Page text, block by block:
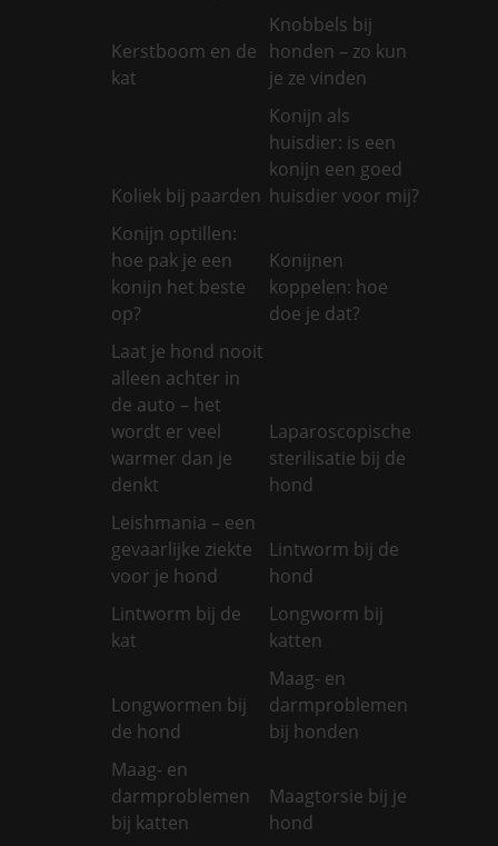
Kerstboom en de
kat
Knobbels bij
honden – zo kun
je ze vinden
Koliek bij paarden
Konijn als
huisdier: is een
konijn een goed
huisdier voor mij?
Konijn optillen:
hoe pak je een
konijn het beste
op?
Konijnen
koppelen: hoe
doe je dat?
Laat je hond nooit
alleen achter in
de auto – het
wordt er veel
warmer dan je
denkt
Laparoscopische
sterilisatie bij de
hond
Leishmania – een
gevaarlijke ziekte
voor je hond
Lintworm bij de
hond
Lintworm bij de
kat
Longworm bij
katten
Longwormen bij
de hond
Maag- en
darmproblemen
bij honden
Maag- en
darmproblemen
bij katten
Maagtorsie bij je
hond